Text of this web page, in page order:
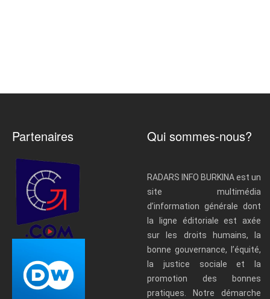
Partenaires Qui sommes-nous?
RADARS INFO BURKINA est un
site multimédia
d’information générale dont
la ligne éditoriale est axée
sur les droits humains, la
bonne gouvernance, l’équité,
la justice sociale et la
promotion des bonnes
pratiques. Notre démarche